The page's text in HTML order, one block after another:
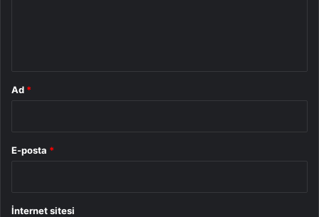
Ad *
E-posta *
İnternet sitesi